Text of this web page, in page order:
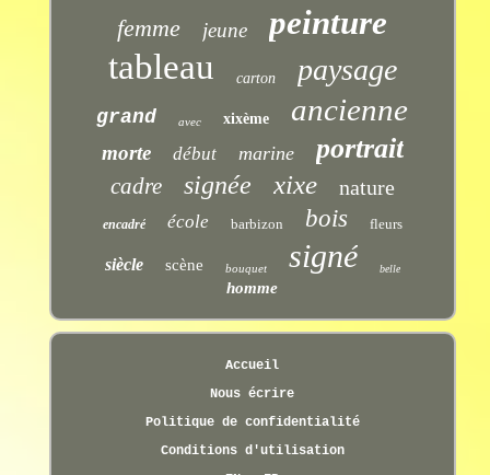
femme jeune peinture
tableau carton paysage
grand avec xixème ancienne
morte début marine portrait
cadre signée xixe nature
encadré école barbizon bois fleurs
siècle scène bouquet signé belle
homme
Accueil
Nous écrire
Politique de confidentialité
Conditions d'utilisation